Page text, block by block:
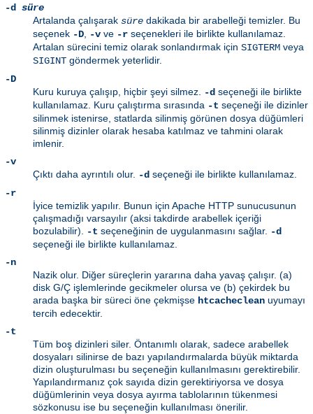
-d süre
Artalanda çalışarak süre dakikada bir arabelleği temizler. Bu
seçenek -D, -v ve -r seçenekleri ile birlikte kullanılamaz.
Artalan sürecini temiz olarak sonlandırmak için SIGTERM veya
SIGINT göndermek yeterlidir.
-D
Kuru kuruya çalışıp, hiçbir şeyi silmez. -d seçeneği ile birlikte
kullanılamaz. Kuru çalıştırma sırasında -t seçeneği ile dizinler
silinmek istenirse, statlarda silinmiş görünen dosya düğümleri
silinmiş dizinler olarak hesaba katılmaz ve tahmini olarak
imlenir.
-v
Çıktı daha ayrıntılı olur. -d seçeneği ile birlikte kullanılamaz.
-r
İyice temizlik yapılır. Bunun için Apache HTTP sunucusunun
çalışmadığı varsayılır (aksi takdirde arabellek içeriği
bozulabilir). -t seçeneğinin de uygulanmasını sağlar. -d
seçeneği ile birlikte kullanılamaz.
-n
Nazik olur. Diğer süreçlerin yararına daha yavaş çalışır. (a)
disk G/Ç işlemlerinde gecikmeler olursa ve (b) çekirdek bu
arada başka bir süreci öne çekmişse htcacheclean uyumayı
tercih edecektir.
-t
Tüm boş dizinleri siler. Öntanımlı olarak, sadece arabellek
dosyaları silinirse de bazı yapılandırmalarda büyük miktarda
dizin oluşturulması bu seçeneğin kullanılmasını gerektirebilir.
Yapılandırmanız çok sayıda dizin gerektiriyorsa ve dosya
düğümlerinin veya dosya ayırma tablolarının tükenmesi
sözkonusu ise bu seçeneğin kullanılması önerilir.